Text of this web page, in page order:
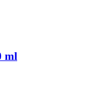
ml